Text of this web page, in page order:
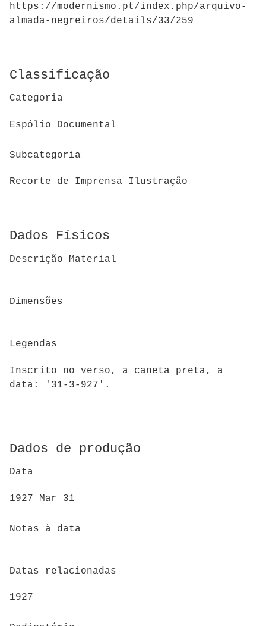
https://modernismo.pt/index.php/arquivo-
almada-negreiros/details/33/259
Classificação
Categoria
Espólio Documental
Subcategoria
Recorte de Imprensa Ilustração
Dados Físicos
Descrição Material
Dimensões
Legendas
Inscrito no verso, a caneta preta, a
data: '31-3-927'.
Dados de produção
Data
1927 Mar 31
Notas à data
Datas relacionadas
1927